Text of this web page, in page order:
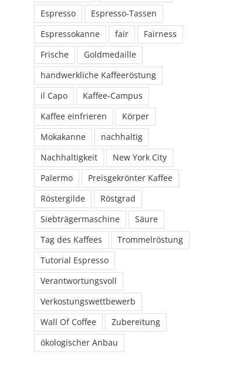
Espresso
Espresso-Tassen
Espressokanne
fair
Fairness
Frische
Goldmedaille
handwerkliche Kaffeeröstung
il Capo
Kaffee-Campus
Kaffee einfrieren
Körper
Mokakanne
nachhaltig
Nachhaltigkeit
New York City
Palermo
Preisgekrönter Kaffee
Röstergilde
Röstgrad
Siebträgermaschine
Säure
Tag des Kaffees
Trommelröstung
Tutorial Espresso
Verantwortungsvoll
Verkostungswettbewerb
Wall Of Coffee
Zubereitung
ökologischer Anbau